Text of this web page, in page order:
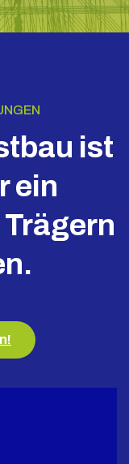
ist
ein